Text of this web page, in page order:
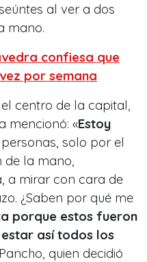
al ver a dos
mano.
confiesa que
por semana
centro de la capital,
mencionó: «Estoy
solo por el
de la mano,
a mirar con cara de
¿Saben por qué me
porque estos fueron
así todos los
quien decidió